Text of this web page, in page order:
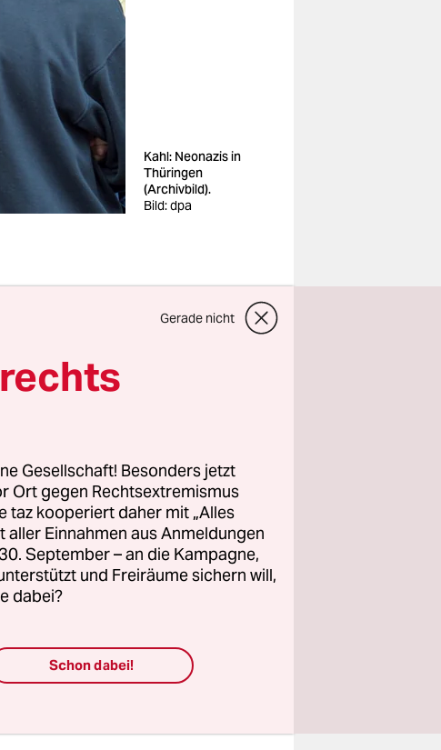
Kahl: Neonazis in
Thüringen
(Archivbild).
Bild: dpa
der
verletzt. Im
Gotha
Mobilen
gehalten,
Gerade nicht
Gesellschaft! Besonders jetzt
Ort gegen Rechtsextremismus
taz kooperiert daher mit „Alles
aller Einnahmen aus Anmeldungen
September – an die Kampagne,
und Freiräume sichern will,
dabei?
Schon dabei!